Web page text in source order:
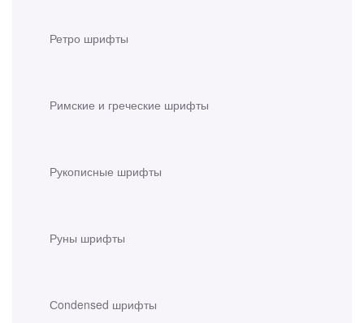
Ретро шрифты
Римские и греческие шрифты
Рукописные шрифты
Руны шрифты
Сondensed шрифты